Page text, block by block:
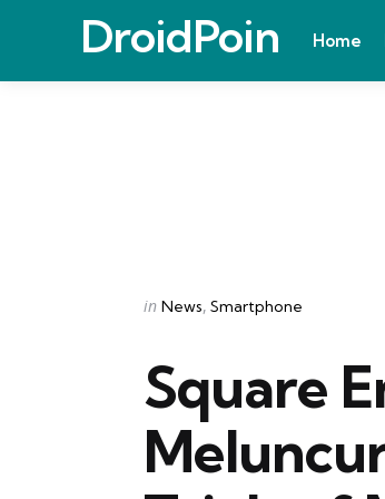
DroidPoin Home
Categories
Posted
in News Smartphone
Square